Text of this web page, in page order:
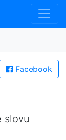
Facebook
slovu